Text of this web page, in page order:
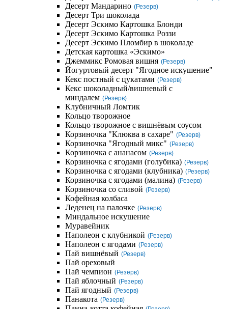
Десерт Мандарино (Резерв)
Десерт Три шоколада
Десерт Эскимо Картошка Блонди
Десерт Эскимо Картошка Роззи
Десерт Эскимо Пломбир в шоколаде
Детская картошка «Эскимо»
Джеммикс Ромовая вишня (Резерв)
Йогуртовый десерт "Ягодное искушение"
Кекс постный с цукатами (Резерв)
Кекс шоколадный/вишневый с
миндалем (Резерв)
Клубничный Ломтик
Кольцо творожное
Кольцо творожное с вишнёвым соусом
Корзиночка "Клюква в сахаре" (Резерв)
Корзиночка "Ягодный микс" (Резерв)
Корзиночка с ананасом (Резерв)
Корзиночка с ягодами (голубика) (Резерв)
Корзиночка с ягодами (клубника) (Резерв)
Корзиночка с ягодами (малина) (Резерв)
Корзиночка со сливой (Резерв)
Кофейная колбаса
Леденец на палочке (Резерв)
Миндальное искушение
Муравейник
Наполеон с клубникой (Резерв)
Наполеон с ягодами (Резерв)
Пай вишнёвый (Резерв)
Пай ореховый
Пай чемпион (Резерв)
Пай яблочный (Резерв)
Пай ягодный (Резерв)
Панакота (Резерв)